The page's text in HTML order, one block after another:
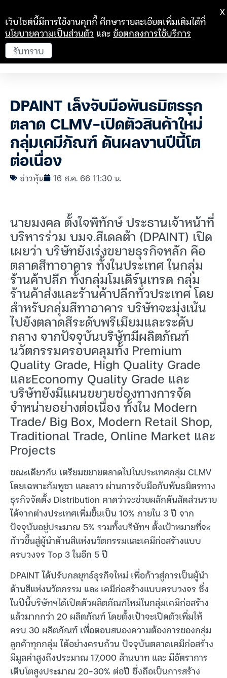
DPAINT เล็งจับมือพันธมิตรรุก
ตลาด CLMV-เปิดตัวสินค้าใหม่
กลุ่มเคมีภัณฑ์ ดันผลงานปีนี้โต
ต่อเนื่อง
ข่าวหุ้น 16 ส.ค. 66 11:30 น.
นายมงคล ตั้งใจพิทักษ์ ประธานเจ้าหน้าที่
บริหารร่วม บมจ.สีเดลต้า (DPAINT) เปิด
เผยว่า บริษัทยังเร่งขยายธุรกิจหลัก คือ
ตลาดสีทาอาคาร ทั้งในประเทศ ในกลุ่ม
ร้านค้าปลีก ทั้งกลุ่มโมเดิร์นเทรด กลุ่ม
ร้านค้าส่งและร้านค้าปลีกทั่วประเทศ โดย
สำหรับกลุ่มสีทาอาคาร บริษัทจะมุ่งเน้น
ไปยังตลาดสีระดับพรีเมียมและระดับ
กลาง จากปัจจุบันบริษัทมีผลิตภัณฑ์
นวัตกรรมครอบคลุมทั้ง Premium
Quality Grade, High Quality Grade
และEconomy Quality Grade และ
บริษัทยังมีแผนขยายช่องทางการจัด
จำหน่ายอย่างต่อเนื่อง ทั้งใน Modern
Trade/ Big Box, Modern Retail Shop,
Traditional Trade, Online Market และ
Projects
ขณะเดียวกัน เตรียมขยายตลาดไปในประเทศกลุ่ม CLMV
โดยเฉพาะกัมพูชา และลาว ผ่านการจับมือกับพันธมิตรทาง
ธุรกิจจัดตั้ง Distribution คาดว่าจะช่วยผลักดันสัดส่วนราย
ได้จากต่างประเทศเพิ่มขึ้นเป็น 10% ภายใน 3 ปี จาก
ปัจจุบันอยู่ประมาณ 5% รวมทั้งบริษัทฯ ตั้งเป้าหมายที่จะ
ก้าวขึ้นสู่ผู้นำด้านสีแห่งนวัตกรรมและเคมีก่อสร้างแบบ
ครบวงจร Top 3 ในอีก 5 ปี
DPAINT ได้ปรับกลยุทธ์ธุรกิจใหม่ เพื่อก้าวสู่การเป็นผู้นำ
ด้านสีแห่งนวัตกรรม และ เคมีก่อสร้างแบบครบวงจร ซึ่ง
ในปีนี้บริษัทฯได้เปิดตัวผลิตภัณฑ์ใหม่ในกลุ่มเคมีก่อสร้าง
แล้วมากกว่า 20 ผลิตภัณฑ์ โดยตั้งเป้าจะเปิดตัวเพิ่มให้
ครบ 30 ผลิตภัณฑ์ เพื่อตอบสนองความต้องการของกลุ่ม
ลูกค้าทุกกลุ่ม ได้อย่างครบถ้วน ปัจจุบันตลาดเคมีก่อสร้าง
มีมูลค่าสูงถึงประมาณ 17,000 ล้านบาท และ มีอัตราการ
เติบโตสูงประมาณ 20-30% ต่อปี ซึ่งถือเป็นการสร้าง
เว็บไซต์นี้มีการใช้งานคุกกี้ ศึกษารายละเอียดเพิ่มเติมได้ที่
นโยบายความเป็นส่วนตัว และข้อตกลงการใช้บริการ
รับทราบ
X